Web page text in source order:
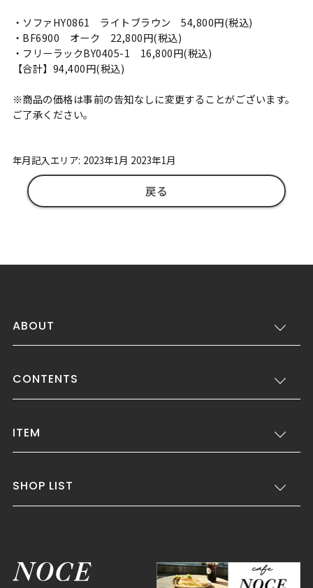
・ソファHY0861 ライトブラウン 54,800円(税込)
・BF6900 オーク 22,800円(税込)
・フリーラックBY0405-1 16,800円(税込)
【合計】94,400円(税込)
※商品の価格は事前の告知なしに変更することがございます。
ご了承ください。
年月記入エリア: 2023年1月 2023年1月
戻る
ABOUT
CONTENTS
ITEM
SHOP LIST